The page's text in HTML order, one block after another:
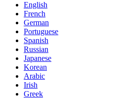
English
French
German
Portuguese
Spanish
Russian
Japanese
Korean
Arabic
Irish
Greek